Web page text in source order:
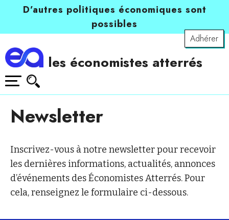
D’autres politiques économiques sont
possibles
Adhérer
les économistes atterrés
Newsletter
Inscrivez-vous à notre newsletter pour recevoir
les dernières informations, actualités, annonces
d’événements des Économistes Atterrés. Pour
cela, renseignez le formulaire ci-dessous.